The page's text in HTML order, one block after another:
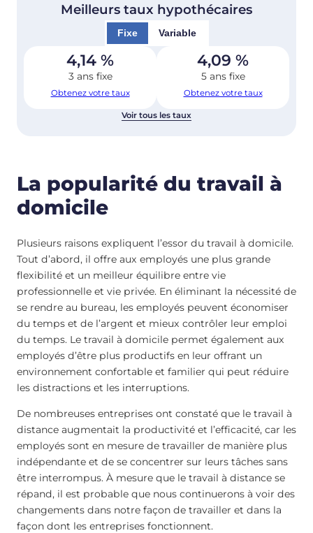
Meilleurs taux hypothécaires
Fixe Variable
4,14 %
3 ans fixe
Obtenez votre taux
4,09 %
5 ans fixe
Obtenez votre taux
Voir tous les taux
La popularité du travail à
domicile
Plusieurs raisons expliquent l’essor du travail à domicile.
Tout d’abord, il offre aux employés une plus grande
flexibilité et un meilleur équilibre entre vie
professionnelle et vie privée. En éliminant la nécessité de
se rendre au bureau, les employés peuvent économiser
du temps et de l’argent et mieux contrôler leur emploi
du temps. Le travail à domicile permet également aux
employés d’être plus productifs en leur offrant un
environnement confortable et familier qui peut réduire
les distractions et les interruptions.
De nombreuses entreprises ont constaté que le travail à
distance augmentait la productivité et l’efficacité, car les
employés sont en mesure de travailler de manière plus
indépendante et de se concentrer sur leurs tâches sans
être interrompus. À mesure que le travail à distance se
répand, il est probable que nous continuerons à voir des
changements dans notre façon de travailler et dans la
façon dont les entreprises fonctionnent.